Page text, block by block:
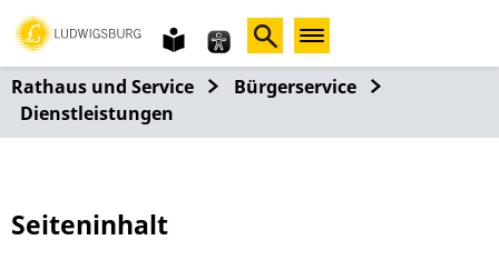
Gebärdensprache
leichte
Sprache
Rathaus und Service
Bürgerservice
Dienstleistungen
Seiteninhalt